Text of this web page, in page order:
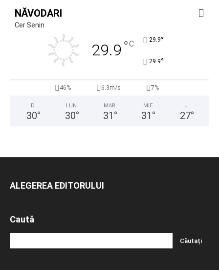
NĂVODARI
Cer Senin
29.9 °C 29.9°
29.9°
46% 6.3m/s 7%
D
30°
LUN
30°
MAR
31 °
MIE
31 °
J
27°
ALEGEREA EDITORULUI
Caută